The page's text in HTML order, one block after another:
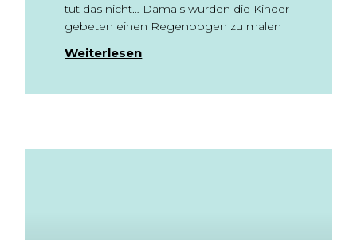
tut das nicht… Damals wurden die Kinder
gebeten einen Regenbogen zu malen
Weiterlesen